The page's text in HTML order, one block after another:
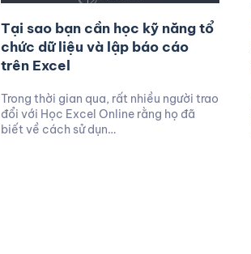
Tại sao bạn cần học kỹ năng tổ
chức dữ liệu và lập báo cáo
trên Excel
Trong thời gian qua, rất nhiều người trao
đổi với Học Excel Online rằng họ đã
biết về cách sử dụn…